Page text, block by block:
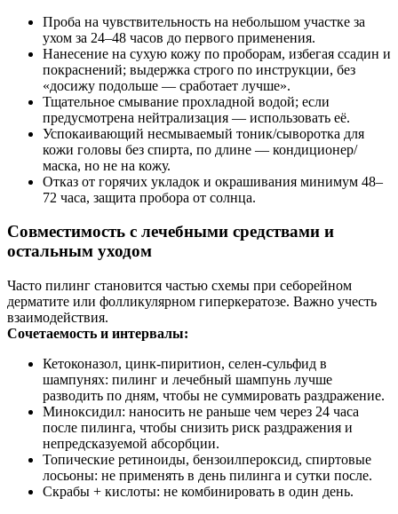
Проба на чувствительность на небольшом участке за
ухом за 24–48 часов до первого применения.
Нанесение на сухую кожу по проборам, избегая ссадин и
покраснений; выдержка строго по инструкции, без
«досижу подольше — сработает лучше».
Тщательное смывание прохладной водой; если
предусмотрена нейтрализация — использовать её.
Успокаивающий несмываемый тоник/сыворотка для
кожи головы без спирта, по длине — кондиционер/
маска, но не на кожу.
Отказ от горячих укладок и окрашивания минимум 48–
72 часа, защита пробора от солнца.
Совместимость с лечебными средствами и
остальным уходом
Часто пилинг становится частью схемы при себорейном
дерматите или фолликулярном гиперкератозе. Важно учесть
взаимодействия.
Сочетаемость и интервалы:
Кетоконазол, цинк-пиритион, селен-сульфид в
шампунях: пилинг и лечебный шампунь лучше
разводить по дням, чтобы не суммировать раздражение.
Миноксидил: наносить не раньше чем через 24 часа
после пилинга, чтобы снизить риск раздражения и
непредсказуемой абсорбции.
Топические ретиноиды, бензоилпероксид, спиртовые
лосьоны: не применять в день пилинга и сутки после.
Скрабы + кислоты: не комбинировать в один день.